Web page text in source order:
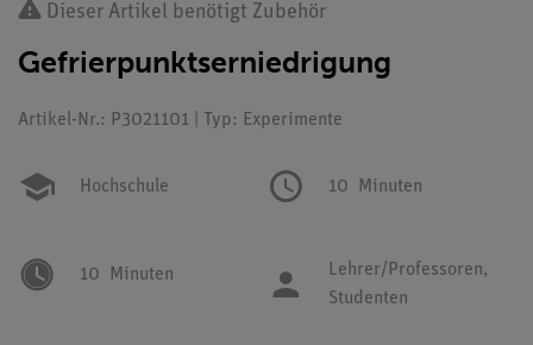
Dieser Artikel benötigt Zubehör
Gefrierpunktserniedrigung
Artikel-Nr.: P3021101 | Typ: Experimente
Hochschule 10 Minuten
10 Minuten
Lehrer/Professoren,
Studenten